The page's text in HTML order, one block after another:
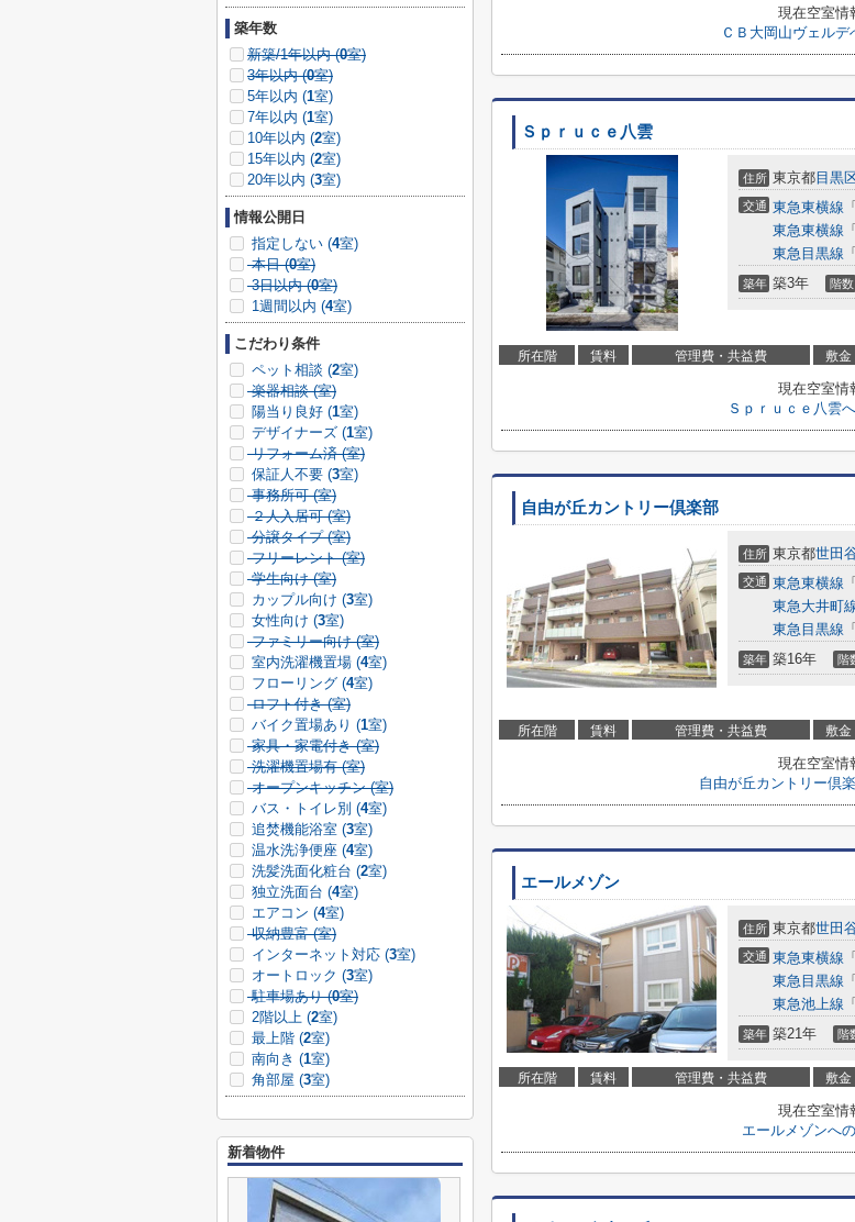
現在空室情
ＣＢ大岡山ヴェル
Ｓｐｒｕｃｅ八雲
住所 東京都目黒
交通 東急東横線 「
東急東横線 「
東急目黒線 「
築年 築3年 階数
所在階 賃料 管理費・共益費 敷金
現在空室情
Ｓｐｒｕｃｅ八雲
自由が丘カントリー倶楽部
住所 東京都世田
交通 東急東横線 「
東急大井町
東急目黒線 「
築年 築16年 階
所在階 賃料 管理費・共益費 敷金
現在空室情
自由が丘カントリー倶
エールメゾン
住所 東京都世田
交通 東急東横線 「
東急目黒線 「
東急池上線 「
築年 築21年 階
所在階 賃料 管理費・共益費 敷金
現在空室情
エールメゾンへ
築年数
新築/1年以内 (0室)
3年以内 (0室)
5年以内 (1室)
7年以内 (1室)
10年以内 (2室)
15年以内 (2室)
20年以内 (3室)
情報公開日
指定しない (4室)
本日 (0室)
3日以内 (0室)
1週間以内 (4室)
こだわり条件
ペット相談 (2室)
楽器相談 (室)
陽当り良好 (1室)
デザイナーズ (1室)
リフォーム済 (室)
保証人不要 (3室)
事務所可 (室)
２人入居可 (室)
分譲タイプ (室)
フリーレント (室)
学生向け (室)
カップル向け (3室)
女性向け (3室)
ファミリー向け (室)
室内洗濯機置場 (4室)
フローリング (4室)
ロフト付き (室)
バイク置場あり (1室)
家具・家電付き (室)
洗濯機置場有 (室)
オープンキッチン (室)
バス・トイレ別 (4室)
追焚機能浴室 (3室)
温水洗浄便座 (4室)
洗髪洗面化粧台 (2室)
独立洗面台 (4室)
エアコン (4室)
収納豊富 (室)
インターネット対応 (3室)
オートロック (3室)
駐車場あり (0室)
2階以上 (2室)
最上階 (2室)
南向き (1室)
角部屋 (3室)
新着物件